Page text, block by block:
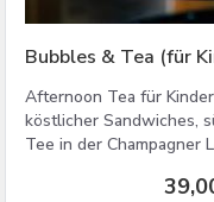
Bubbles & Tea (für
Afternoon Tea für
köstlicher Sandwiches,
Tee in der Champagner